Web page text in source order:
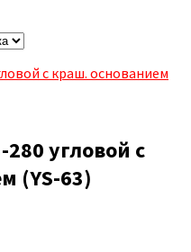
угловой с
(YS-63)